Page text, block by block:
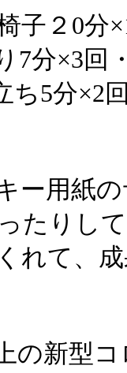
子２0分
7分×3回
ち5分×2
ー用紙
たりし
れて、
の新型